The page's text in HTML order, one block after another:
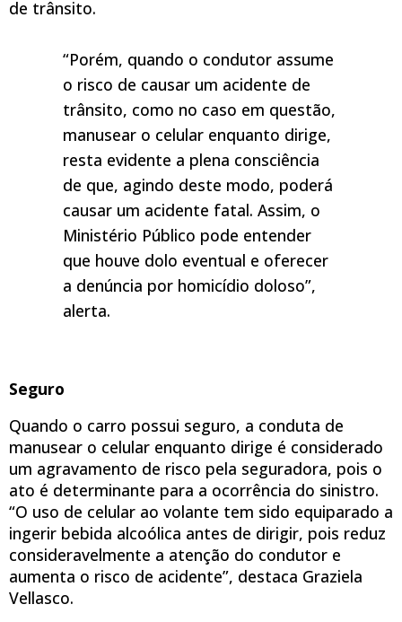
de trânsito.
“Porém, quando o condutor assume
o risco de causar um acidente de
trânsito, como no caso em questão,
manusear o celular enquanto dirige,
resta evidente a plena consciência
de que, agindo deste modo, poderá
causar um acidente fatal. Assim, o
Ministério Público pode entender
que houve dolo eventual e oferecer
a denúncia por homicídio doloso”,
alerta.
Seguro
Quando o carro possui seguro, a conduta de
manusear o celular enquanto dirige é considerado
um agravamento de risco pela seguradora, pois o
ato é determinante para a ocorrência do sinistro.
“O uso de celular ao volante tem sido equiparado a
ingerir bebida alcoólica antes de dirigir, pois reduz
consideravelmente a atenção do condutor e
aumenta o risco de acidente”, destaca Graziela
Vellasco.